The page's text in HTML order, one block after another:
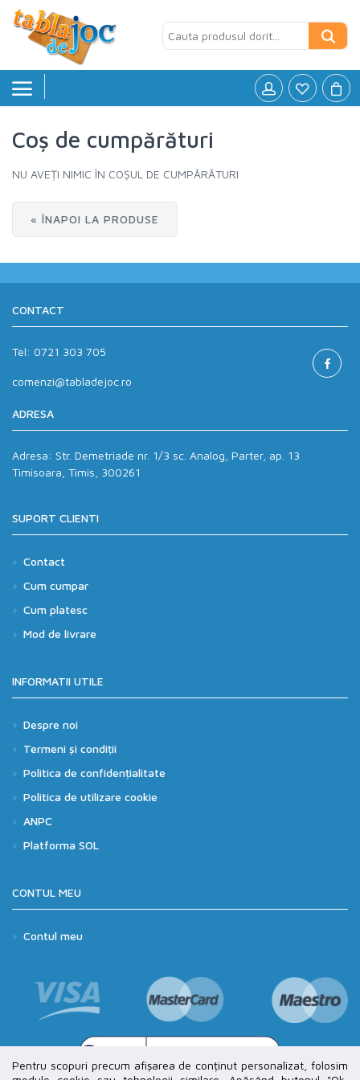
Board games »
Jocuri logice »
Petreceri si Aniversari
Coș de cumpărături
NU AVEȚI NIMIC ÎN COȘUL DE CUMPĂRĂTURI
« ÎNAPOI LA PRODUSE
CONTACT
Tel: 0721 303 705
comenzi@tabladejoc.ro
ADRESA
Adresa: Str. Demetriade nr. 1/3 sc. Analog, Parter, ap. 13
Timisoara, Timis, 300261
SUPORT CLIENTI
Contact
Cum cumpar
Cum platesc
Mod de livrare
INFORMATII UTILE
Despre noi
Termeni și condiții
Politica de confidențialitate
Politica de utilizare cookie
ANPC
Platforma SOL
CONTUL MEU
Contul meu
Pentru scopuri precum afișarea de conținut personalizat, folosim